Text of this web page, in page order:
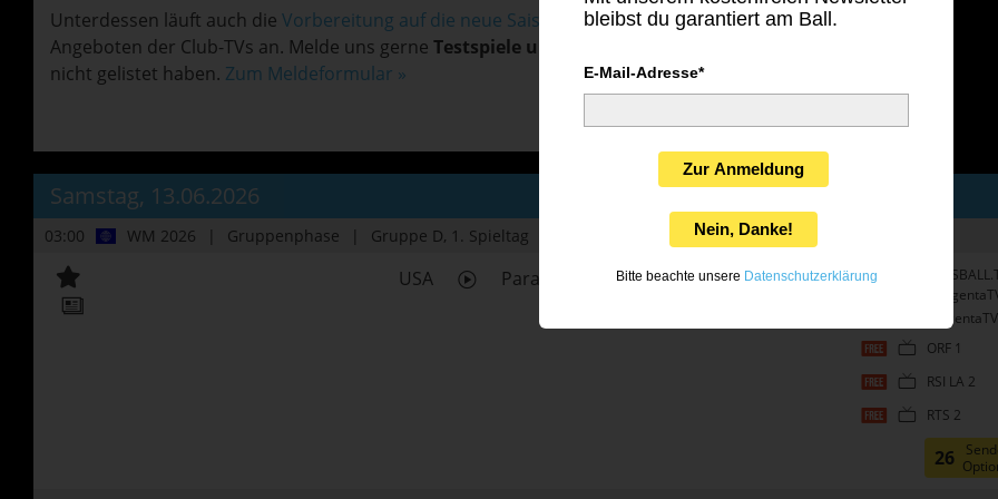
Unterdessen läuft auch die Vorbereitung auf die neue Saison
mit Livestream-
Angeboten der Club-TVs an. Melde uns gerne Testspiele und Sender
nicht gelistet haben. Zum Meldeformular »
Samstag, 13.06.2026
03:00 WM 2026 Gruppenphase Gruppe D, 1. Spieltag
USA Paraguay
MagentaTV
ORF 1
RSI LA 2
RTS 2
26
bleibst du garantiert am Ball.
E-Mail-Adresse*
Zur Anmeldung
Nein, Danke!
Bitte beachte unsere Datenschutzerklärung